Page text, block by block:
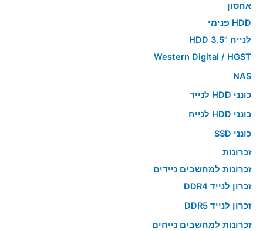
אחסון
HDD פנימי
לנייח "HDD 3.5
Western Digital / HGST
NAS
כונני HDD לנייד
כונני HDD לנייח
כונני SSD
זכרונות
זכרונות למחשבים ניידים
זכרון לנייד DDR4
זכרון לנייד DDR5
זכרונות למחשבים נייחים